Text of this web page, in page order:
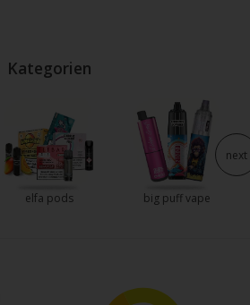
Kategorien
elfa pods big puff vape
next